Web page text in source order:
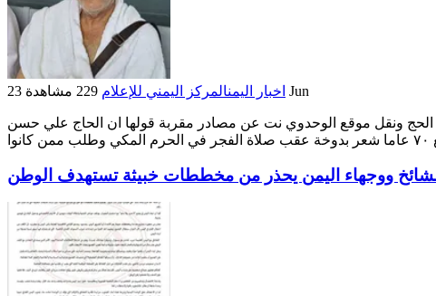
اخبار اليمنالمركز اليمني للإعلام 23 Jun
الحج ونقل موقع الوحدوي نت عن مصادر مقربة قولها ان الحاج علي حسن
ووجهاء اليمن يحذر من مخططات خبيثة تستهدف الوطن